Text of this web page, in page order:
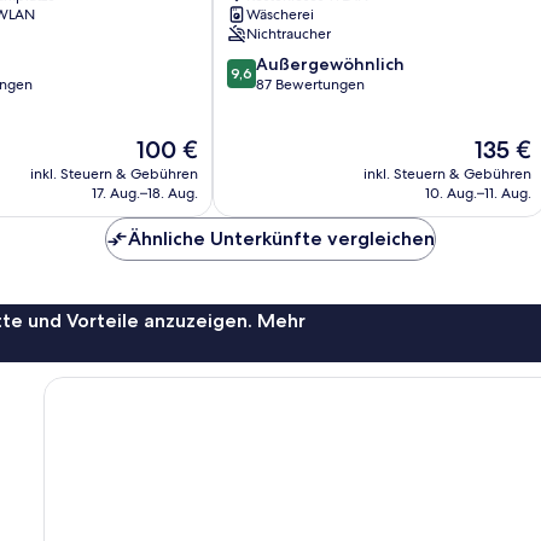
Der
Preis
beträgt
100 €
inkl. Steuern & Gebühren
17. Aug.–18. Aug.
Wäscherei
Nichtraucher
9.6
von
9,6 Außergewöhnlich
87 Bewertungen
Der
Preis
beträgt
135 €
inkl. Steuern & Gebühren
10. Aug.–11. Aug.
Ähnliche Unterkünfte vergleichen
und Vorteile anzuzeigen. Mehr